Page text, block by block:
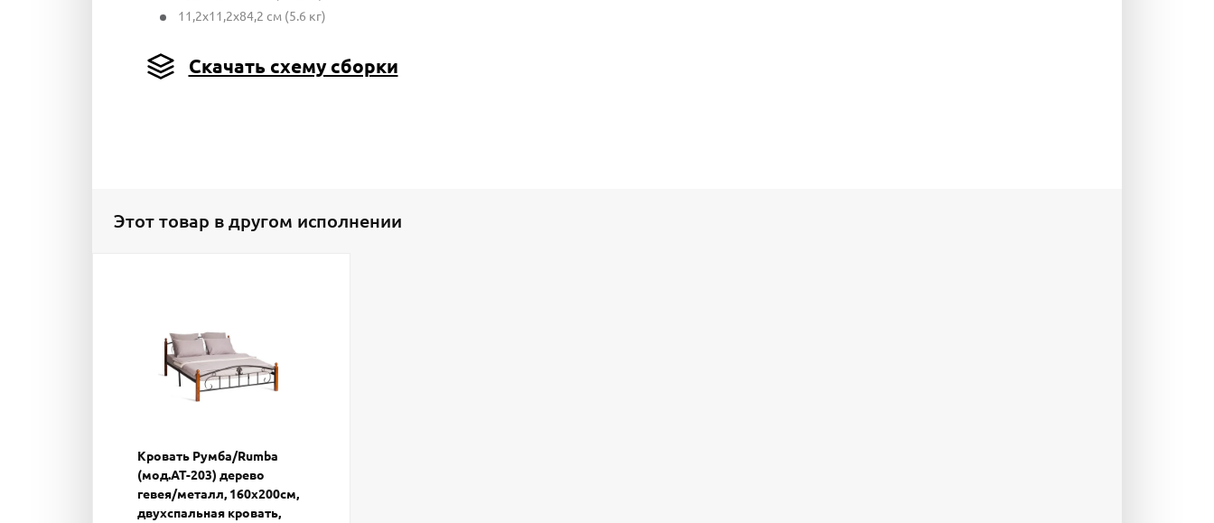
11,2x11,2x84,2 см (5.6 кг)
Скачать схему сборки
Этот товар в другом исполнении
Кровать Румба/Rumba
(мод.AT-203) дерево
гевея/металл, 160х200см,
двухспальная кровать,